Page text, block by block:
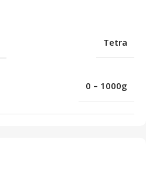
Tetra
0 – 1000g